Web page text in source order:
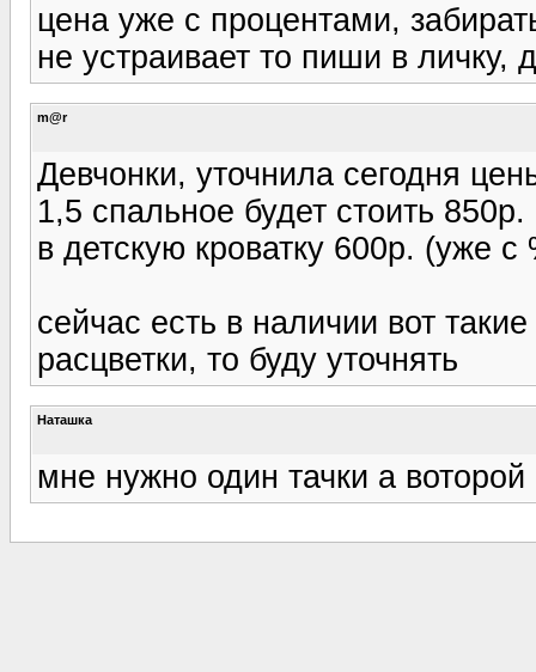
цена уже с процентами,
не устраивает то пиши в личку,
m@r
Девчонки, уточнила сегодня
1,5 спальное будет стоить
в детскую кроватку 600р. (уже с
сейчас есть в наличии вот
расцветки, то буду уточнять
Наташка
мне нужно один тачки а